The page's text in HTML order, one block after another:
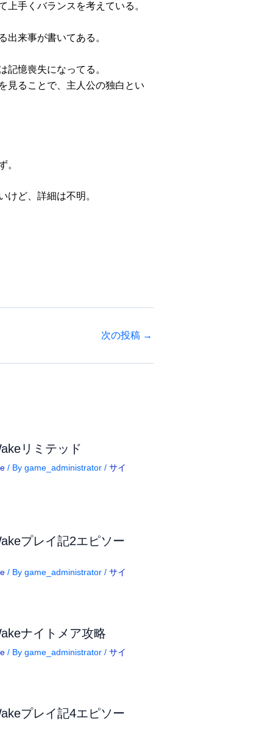
上手くバランスを考えている。
出来事が書いてある。
記憶喪失になってる。
見ることで、主人公の独白とい
。
けど、詳細は不明。
次の投稿 →
リミテッド
/ By game_administrator / サイ
プレイ記2エピソー
/ By game_administrator / サイ
ナイトメア攻略
/ By game_administrator / サイ
プレイ記4エピソー